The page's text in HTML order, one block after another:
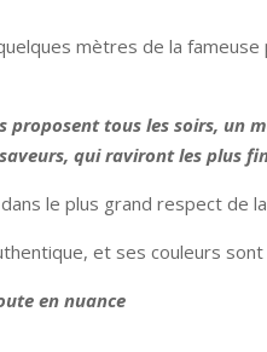
mètres de la
proposent tous les soirs, un
qui raviront les plus
le plus grand respect
et ses couleurs sont
en nuance